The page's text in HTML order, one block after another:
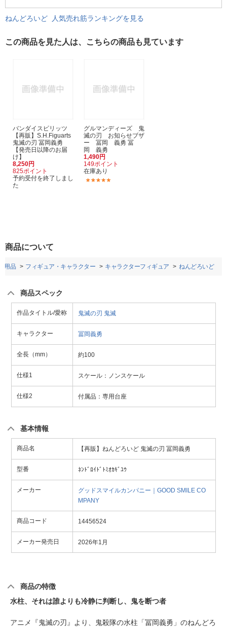
ねんどろいど 人気売れ筋ランキングを見る
この商品を見た人は、こちらの商品も見ています
バンダイスピリッツ
【再販】S.H.Figuarts
鬼滅の刃 冨岡義勇
【発売日以降のお届
け】
8,250円
825ポイント
予約受付を終了しまし
た
グルマンディーズ 鬼
滅の刃 お知らせブザ
ー 冨岡 義勇 冨
岡 義勇
1,490円
149ポイント
在庫あり
商品について
用品 フィギュア・キャラクター キャラクターフィギュア ねんどろいど
商品スペック
作品タイトル/愛称 鬼滅の刃 鬼滅
キャラクター 冨岡義勇
全長（mm） 約100
仕様1 スケール：ノンスケール
仕様2 付属品：専用台座
基本情報
商品名 【再販】ねんどろいど 鬼滅の刃 冨岡義勇
型番 ﾈﾝﾄﾞﾛｲﾄﾞﾄﾐｵｶｷﾞﾕｳ
メーカー
グッドスマイルカンパニー｜GOOD SMILE CO
MPANY
商品コード 14456524
メーカー発売日 2026年1月
商品の特徴
水柱、それは誰よりも冷静に判断し、鬼を断つ者
アニメ『鬼滅の刃』より、鬼殺隊の水柱「冨岡義勇」のねんどろ